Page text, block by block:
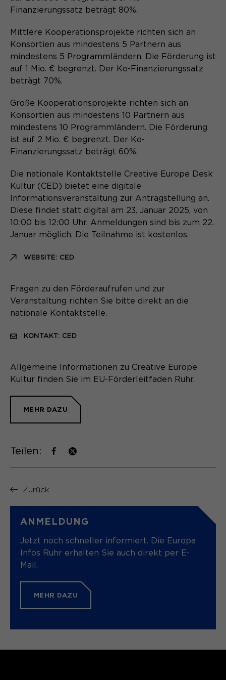
Finanzierungssatz beträgt 80%.
Mittlere Kooperationsprojekte richten sich an
Konsortien aus mindestens 5 Partnern aus
mindestens 5 Programmländern. Die Förderung ist
auf 1 Mio. € begrenzt. Der Ko-Finanzierungssatz
beträgt 70%.
Große Kooperationsprojekte richten sich an
Konsortien aus mindestens 10 Partnern aus
mindestens 10 Programmländern. Die Förderung
ist auf 2 Mio. € begrenzt. Der Ko-
Finanzierungssatz beträgt 60%.
Die nationale Kontaktstelle Creative Europe Desk
Kultur (CED) bietet eine digitale
Informationsveranstaltung zur Antragstellung an.
Diese findet statt digital am 23. Januar 2025, von
10:00 bis 12:00 Uhr. Anmeldungen sind bis zum 22.
Januar möglich. Die Teilnahme ist kostenlos.
WEBSITE: CED
Fragen zu den Förderaufrufen und zur
Veranstaltung richten Sie bitte direkt an die
nationale Kontaktstelle.
KONTAKT: CED
Allgemeine Informationen zu Creative Europe
Kultur finden Sie im EU-Förderleitfaden Ruhr.
MEHR DAZU
Teilen:
Zurück
ANMELDUNG
Jetzt noch schneller informiert. Die Europa
Infos Ruhr erhalten Sie auch direkt per E-
Mail.
MEHR DAZU
Website angenehm und flüssig wird:
zu erkennen und somit Ihre Sitzung
offen zu halten. Es speichert bei
einem Benutzer-Login für einen
geschlossenen Bereich die Benutzer-
ID als verschlüsselten Wert (sog.
Name PHPSESSID
Laufzeit Ende der Sitzung
Zweck
PHPs Standard Sitzungs Identifikation
Name be_typo_user
Laufzeit Ende der Sitzung
ob ein Besucher im Typo3-Backend
cookie_optin
Anbieter Sgalinski
Laufzeit 1 Monat
Speichert den Zustimmungsstatus des
Anbieter Matomo
Zweck
Unterscheidung der
Webseitenbesucher.
Name _pk_ref.*
Anbieter Matomo
Laufzeit 6 Monate
Zweck
(der Referrer, der den Besucher auf
die Website gebracht hat).
Name _pk_ses.*
Anbieter Matomo
Zweck
Session-Cookie speichert
vorübergehend Daten für den Besuch.